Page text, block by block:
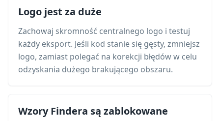
Logo jest za duże
Zachowaj skromność centralnego logo i testuj
każdy eksport. Jeśli kod stanie się gęsty, zmniejsz
logo, zamiast polegać na korekcji błędów w celu
odzyskania dużego brakującego obszaru.
Wzory Findera są zablokowane